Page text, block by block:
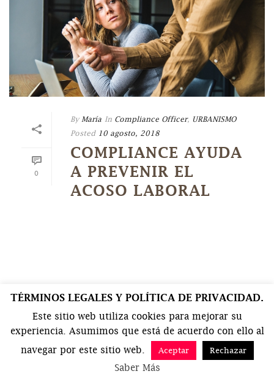
0
By María In Compliance Officer, URBANISMO
Posted 10 agosto, 2018
COMPLIANCE AYUDA
A PREVENIR EL
ACOSO LABORAL
TÉRMINOS LEGALES Y POLÍTICA DE PRIVACIDAD.
Este sitio web utiliza cookies para mejorar su
experiencia. Asumimos que está de acuerdo con ello al
navegar por este sitio web.
Aceptar Rechazar
Saber Más